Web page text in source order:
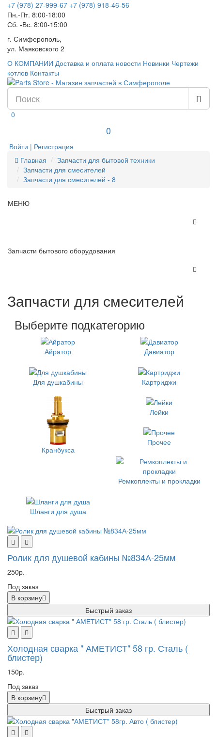
+7 (978) 27-999-67 +7 (978) 918-46-56
Пн.-Пт. 8:00-18:00
Сб. -Вс. 8:00-15:00
г. Симферополь,
ул. Маяковского 2
О КОМПАНИИ Доставка и оплата новости Новинки Чертежи
котлов Контакты
0
0
Войти | Регистрация
Главная
Запчасти для бытовой техники
Запчасти для смесителей
Запчасти для смесителей - 8
МЕНЮ
Запчасти бытового оборудования
Запчасти для смесителей
Выберите подкатегорию
Айратор Давиатор
Для душкабины Картриджи
Кранбукса
Лейки
Прочее
Ремкоплекты и прокладки
Шланги для душа
Ролик для душевой кабины №834А-25мм
250р.
Под заказ
В корзину
Быстрый заказ
Холодная сварка " АМЕТИСТ" 58 гр. Сталь (
блистер)
150р.
Под заказ
В корзину
Быстрый заказ